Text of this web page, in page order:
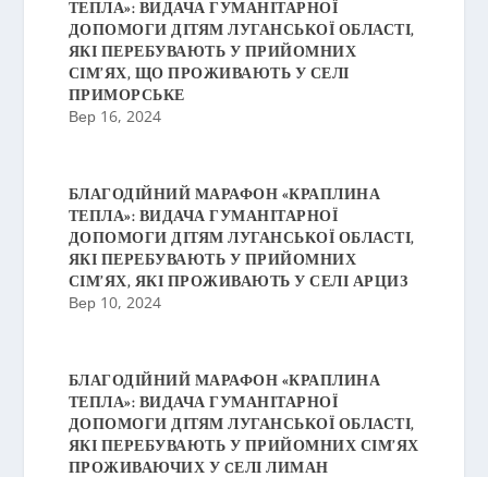
ТЕПЛА»: ВИДАЧА ГУМАНІТАРНОЇ
ДОПОМОГИ ДІТЯМ ЛУГАНСЬКОЇ ОБЛАСТІ,
ЯКІ ПЕРЕБУВАЮТЬ У ПРИЙОМНИХ
СІМ’ЯХ, ЩО ПРОЖИВАЮТЬ У СЕЛІ
ПРИМОРСЬКЕ
Вер 16, 2024
БЛАГОДІЙНИЙ МАРАФОН «КРАПЛИНА
ТЕПЛА»: ВИДАЧА ГУМАНІТАРНОЇ
ДОПОМОГИ ДІТЯМ ЛУГАНСЬКОЇ ОБЛАСТІ,
ЯКІ ПЕРЕБУВАЮТЬ У ПРИЙОМНИХ
СІМ’ЯХ, ЯКІ ПРОЖИВАЮТЬ У СЕЛІ АРЦИЗ
Вер 10, 2024
БЛАГОДІЙНИЙ МАРАФОН «КРАПЛИНА
ТЕПЛА»: ВИДАЧА ГУМАНІТАРНОЇ
ДОПОМОГИ ДІТЯМ ЛУГАНСЬКОЇ ОБЛАСТІ,
ЯКІ ПЕРЕБУВАЮТЬ У ПРИЙОМНИХ СІМ’ЯХ
ПРОЖИВАЮЧИХ У CЕЛІ ЛИМАН